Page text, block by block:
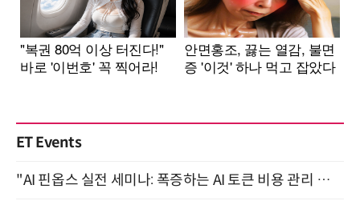
ET Events
"AI 핀옵스 실전 세미나: 폭증하는 AI 토큰 비용 관리 전략" 8월 21일 개최